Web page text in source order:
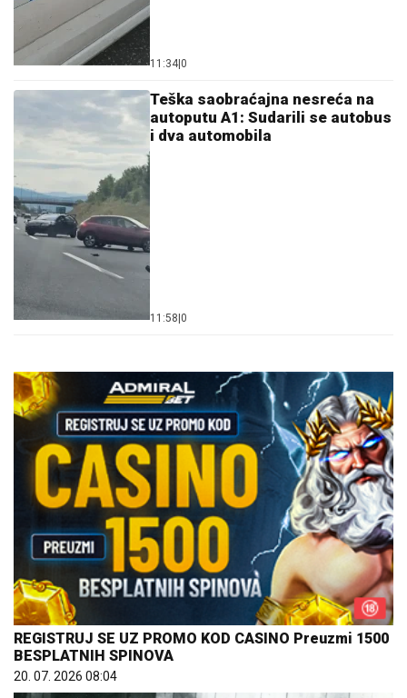
11:34 0
Teška saobraćajna nesreća na
autoputu A1: Sudarili se autobus
i dva automobila
11:58 0
REGISTRUJ SE UZ PROMO KOD CASINO Preuzmi 1500
BESPLATNIH SPINOVA
20. 07. 2026 08:04